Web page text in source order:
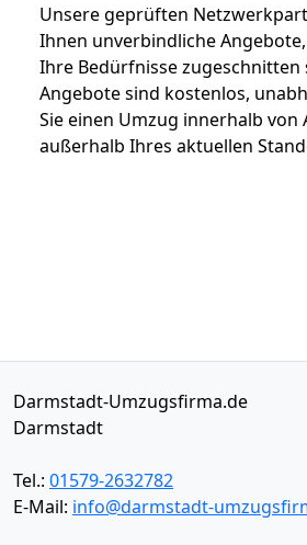
Unsere geprüften
Ihnen unverbindliche
Ihre Bedürfnisse zugeschnitten
Angebote sind kostenlos,
Sie einen Umzug innerhalb von
außerhalb Ihres aktuellen
Darmstadt-Umzugsfirma.de
Darmstadt
Tel.: 01579-2632782
E-Mail: info@darmstadt-